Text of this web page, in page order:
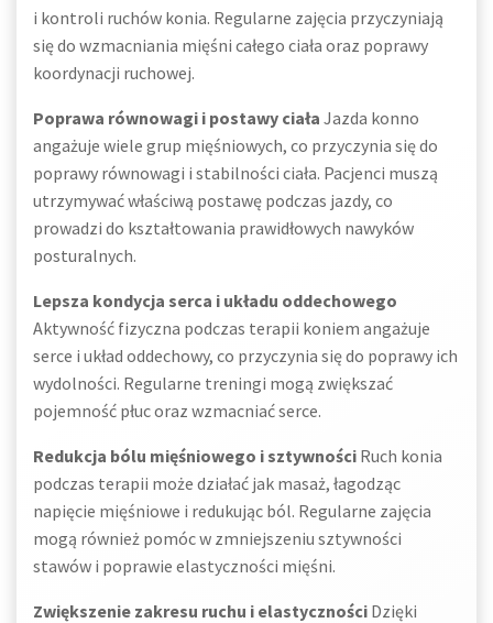
i kontroli ruchów konia. Regularne zajęcia przyczyniają
się do wzmacniania mięśni całego ciała oraz poprawy
koordynacji ruchowej.
Poprawa równowagi i postawy ciała Jazda konno
angażuje wiele grup mięśniowych, co przyczynia się do
poprawy równowagi i stabilności ciała. Pacjenci muszą
utrzymywać właściwą postawę podczas jazdy, co
prowadzi do kształtowania prawidłowych nawyków
posturalnych.
Lepsza kondycja serca i układu oddechowego
Aktywność fizyczna podczas terapii koniem angażuje
serce i układ oddechowy, co przyczynia się do poprawy ich
wydolności. Regularne treningi mogą zwiększać
pojemność płuc oraz wzmacniać serce.
Redukcja bólu mięśniowego i sztywności Ruch konia
podczas terapii może działać jak masaż, łagodząc
napięcie mięśniowe i redukując ból. Regularne zajęcia
mogą również pomóc w zmniejszeniu sztywności
stawów i poprawie elastyczności mięśni.
Zwiększenie zakresu ruchu i elastyczności Dzięki